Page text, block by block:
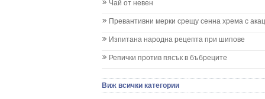
Кашлица при бебето и детето
Колики
Менингит
Млечница
Нощно напикаване - енуреза
Чай от невен
Превантивни мерки срещу сенна хрема с
Изпитана народна рецепта при шипове
Репички против пясък в бъбреците
Виж всички категории